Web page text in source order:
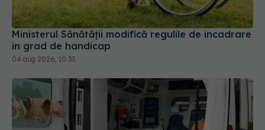
Ministerul Sănătății modifică regulile de încadrare
în grad de handicap
04 aug 2026, 10:33